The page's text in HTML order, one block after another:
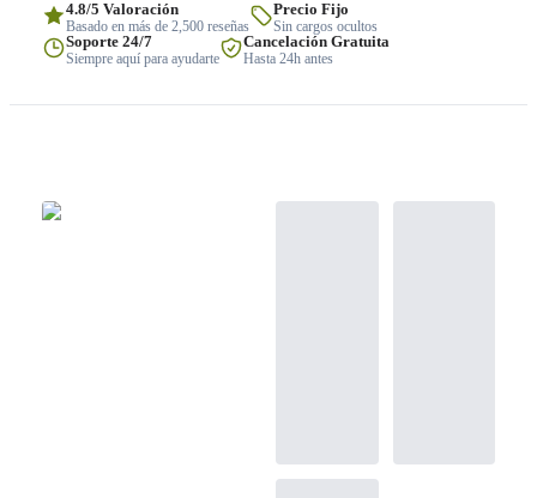
4.8/5 Valoración
Basado en más de 2,500 reseñas
Precio Fijo
Sin cargos ocultos
Soporte 24/7
Siempre aquí para ayudarte
Cancelación Gratuita
Hasta 24h antes